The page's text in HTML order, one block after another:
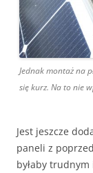
Jednak montaż na
się kurz. Na to nie
Jest jeszcze
paneli z
byłaby